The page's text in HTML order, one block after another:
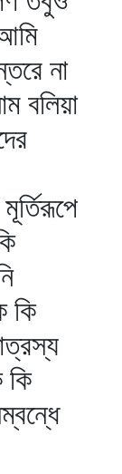
না
বলিয়া
কি
কি